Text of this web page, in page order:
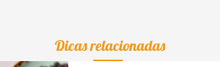
Dicas relacionadas